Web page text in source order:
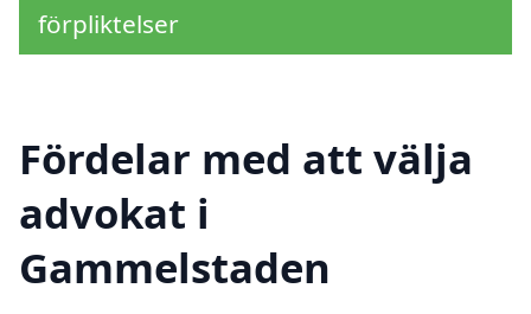
förpliktelser
Fördelar med att välja
advokat i
Gammelstaden